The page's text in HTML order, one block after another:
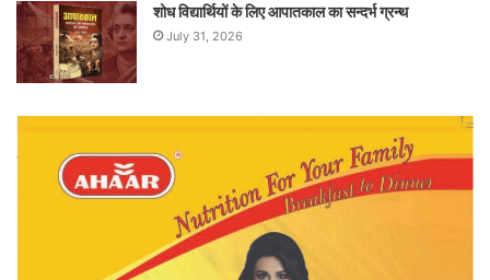
शोध विद्यार्थियों के लिए आपातकाल का सन्दर्भ ग्रन्थ
July 31, 2026